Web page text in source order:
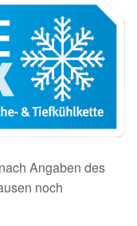
Angaben des
noch